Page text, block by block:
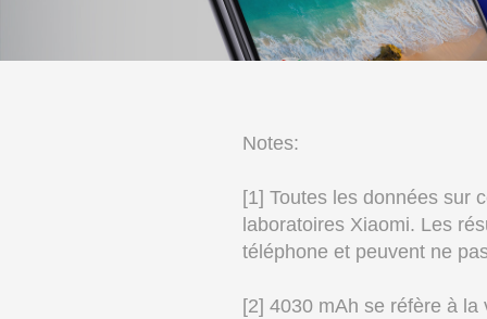
Notes:
[1] Toutes les données sur
laboratoires Xiaomi. Les
téléphone et peuvent ne
[2] 4030 mAh se réfère à